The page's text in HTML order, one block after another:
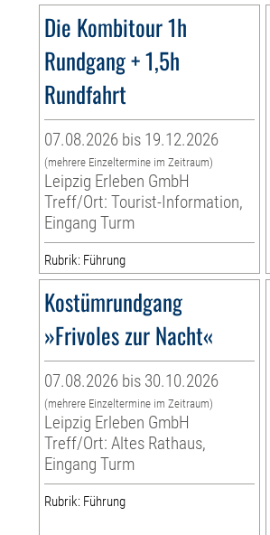
Die Kombitour 1h
Rundgang + 1,5h
Rundfahrt
07.08.2026 bis 19.12.2026
(mehrere Einzeltermine im Zeitraum)
Leipzig Erleben GmbH
Treff/Ort: Tourist-Information,
Eingang Turm
Rubrik: Führung
Kostümrundgang
»Frivoles zur Nacht«
07.08.2026 bis 30.10.2026
(mehrere Einzeltermine im Zeitraum)
Leipzig Erleben GmbH
Treff/Ort: Altes Rathaus,
Eingang Turm
Rubrik: Führung